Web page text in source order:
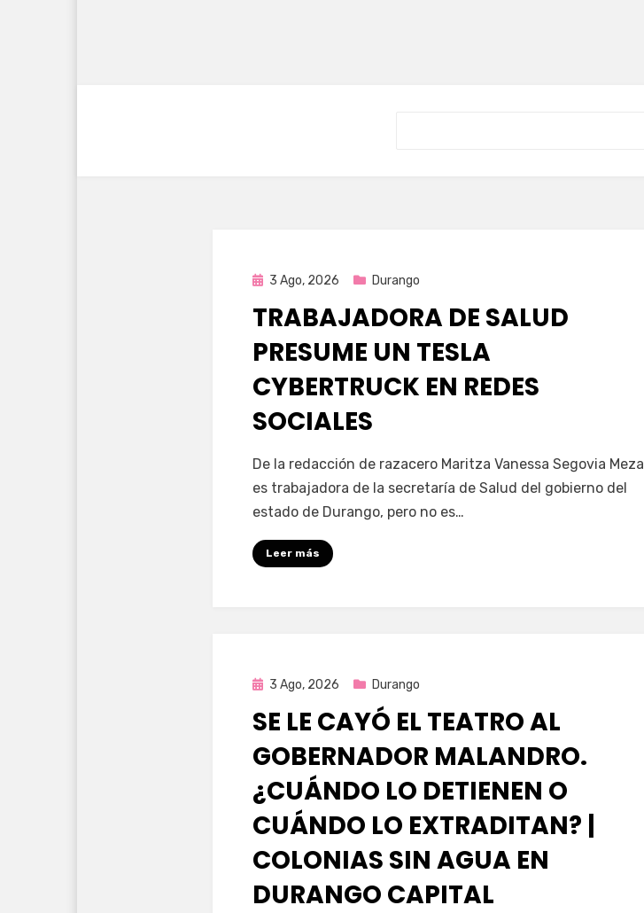
Publicada
3 Ago, 2026 Durango
TRABAJADORA DE SALUD
PRESUME UN TESLA
CYBERTRUCK EN REDES
SOCIALES
porFernando Miranda Servín
De la redacción de razacero Maritza Vanessa Segovia Meza
es trabajadora de la secretaría de Salud del gobierno del
estado de Durango, pero no es…
Leer más
Publicada
3 Ago, 2026 Durango
SE LE CAYÓ EL TEATRO AL
GOBERNADOR MALANDRO.
¿CUÁNDO LO DETIENEN O
CUÁNDO LO EXTRADITAN? |
COLONIAS SIN AGUA EN
DURANGO CAPITAL